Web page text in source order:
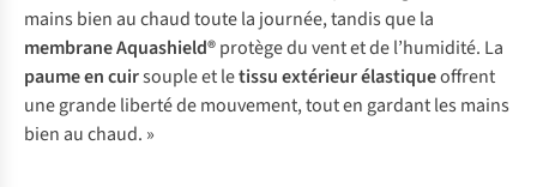
mains bien au chaud toute la journée, tandis que la
membrane Aquashield®protège du vent et de l’humidité. La
paume en cuirsouple et letissu extérieur élastiqueoffrent
une grande liberté de mouvement, tout en gardant les mains
bien au chaud. »